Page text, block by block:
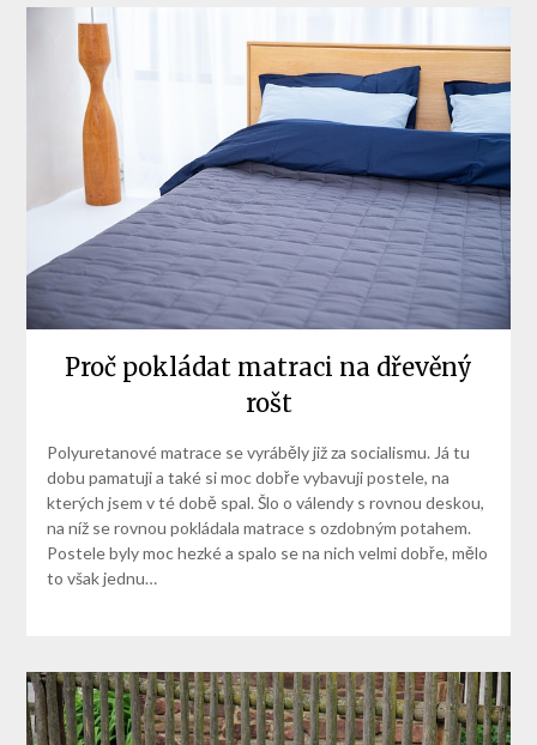
Proč pokládat matraci na dřevěný
rošt
Polyuretanové matrace se vyráběly již za socialismu. Já tu
dobu pamatuji a také si moc dobře vybavuji postele, na
kterých jsem v té době spal. Šlo o válendy s rovnou deskou,
na níž se rovnou pokládala matrace s ozdobným potahem.
Postele byly moc hezké a spalo se na nich velmi dobře, mělo
to však jednu…